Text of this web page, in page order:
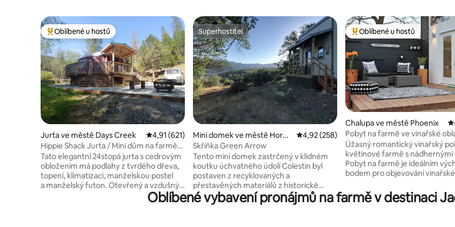
Nejlepší v kategorii Oblíbené u hostů
Oblíbené u hostů
Jurta ve městě Days Creek Průměrné hodnocení 4,91 z 5, 621 hodnocení
4,91 (621)
Hippie Shack Jurta / Mini dům na farmě
Pachamama
Tato elegantní 24stopá jurta s cedrovým
obložením má podlahy z tvrdého dřeva,
topení, klimatizaci, manželskou postel
a manželský futon. Otevřený a vzdušný
s průhlednou kopulí, abyste mohli
pozorovat hvězdy z postele! Soukromý
Superhostitel
Superhostitel
Mini domek ve městě Hornb
rook
Průměrné hodnocení 4,92 z 5, 258 hodnocení
4,92 (258)
Skříňka Green Arrow
Tento mini domek zastrčený v klidném
koutku úchvatného údolí Colestin byl
postaven z recyklovaných a
přestavěných materiálů z historické
místní bytové čtvrti. Venkovní,
porcelánové vany a sezónní ohniště
Nejlepší v kategorii Oblíbené u
Oblíbené u hostů
Chalupa ve městě Phoenix
Pobyt na farmě ve vinařské
nedaleko Ashlandu
Úžasný romantický vinařský
květinové farmě s nádhernými
Pobyt na farmě je ideálním
bodem pro objevování
20 vinařství v Jacksonville a
v srdci údolí, kam se dostaneš
Oblíbené vybavení pronájmů na farmě v destinaci